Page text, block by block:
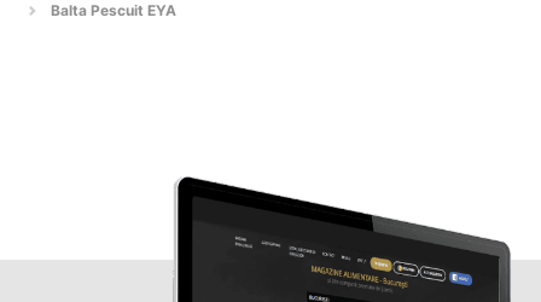
Balta Pescuit EYA